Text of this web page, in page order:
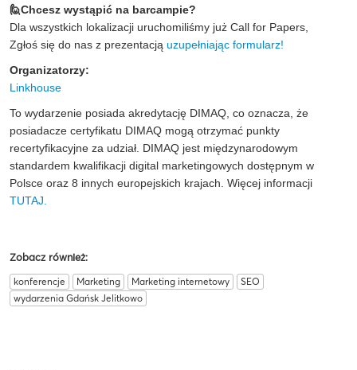
🙋Chcesz wystąpić na barcampie?
Dla wszystkich lokalizacji uruchomiliśmy już Call for Papers,
Zgłoś się do nas z prezentacją uzupełniając formularz!
Organizatorzy:
Linkhouse
To wydarzenie posiada akredytację DIMAQ, co oznacza, że
posiadacze certyfikatu DIMAQ mogą otrzymać punkty
recertyfikacyjne za udział. DIMAQ jest międzynarodowym
standardem kwalifikacji digital marketingowych dostępnym w
Polsce oraz 8 innych europejskich krajach. Więcej informacji
TUTAJ.
Zobacz również:
konferencje Marketing Marketing internetowy
SEO
wydarzenia Gdańsk Jelitkowo